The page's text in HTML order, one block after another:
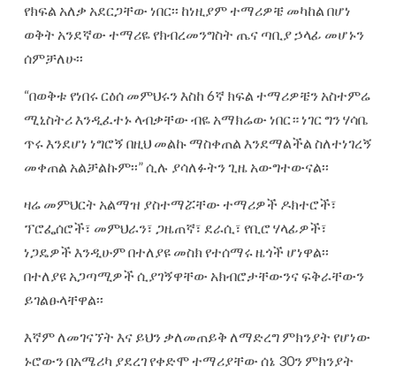
የክፍል አለቃ አደርጋቸው ነበር፡፡ ከነዚያም ተማሪዎቼ መካከል በሆነ
ወቅት አንደኛው ተማሪዬ የክብረመንግስት ጤና ጣቢያ ኃላፊ መሆኑን
ሰምቻለሁ፡፡
“በወቅቱ የነበሩ ርዕሰ መምህሩን እስከ 6ኛ ክፍል ተማሪዎቼን አስተምሬ
ሚኒስትሪ እንዲፈተኑ ላብቃቸው ብዬ አማክሬው ነበር። ነገር ግን ሃሳቤ
ጥሩ እንደሆነ ነግሮኝ በዚህ መልኩ ማስቀጠል እንደማልችል ስለተነገረኝ
መቀጠል አልቻልኩም፡፡” ሲሉ ያሳለፉትን ጊዜ አውግተውናል፡፡
ዛሬ መምህርት አልማዝ ያስተማሯቸው ተማሪዎች ዶክተሮች፣
ፕሮፌሰሮች፣ መምህራን፣ ጋዜጠኛ፣ ደራሲ፣ የቢሮ ሃላፊዎች፣
ነጋዴዎች እንዲሁም በተለያዩ መስክ የተሰማሩ ዜጎች ሆነዋል፡፡
በተለያዩ አጋጣሚዎች ሲያገኝዋቸው አክብሮታቸውንና ፍቅራቸውን
ይገልፁላቸዋል፡፡
እኛም ለመገናኘት እና ይህን ቃለመጠይቅ ለማድረግ ምክንያት የሆነው
ኑሮውን በአሜሪካ ያደረገ የቀድሞ ተማሪያቸው ሰኔ 30ን ምክንያት